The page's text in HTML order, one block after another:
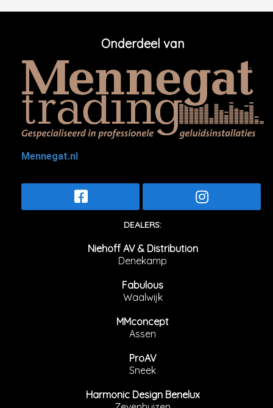
Onderdeel van
Mennegat.nl
DEALERS:
Niehoff AV & Distribution
Denekamp
Fabulous
Waalwijk
MMconcept
Assen
ProAV
Sneek
Harmonic Design Benelux